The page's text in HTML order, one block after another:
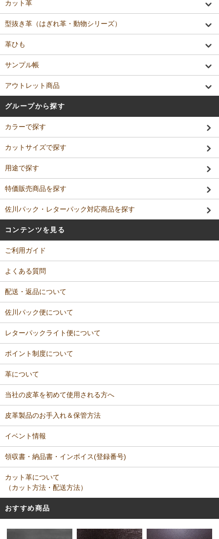
カット革
型抜き革（はぎれ革・動物シリーズ）
革ひも
サンプル帳
アウトレット商品
グループから探す
カラーで探す
カットサイズで探す
用途で探す
特価販売商品を探す
佐川パック・レターパック対応商品を探す
コンテンツを見る
ご利用ガイド
よくある質問
配送・返品について
佐川パック便について
レターパックライト便について
ポイント制度について
革について
当社の皮革を初めて使用される方へ
皮革製品のお手入れ＆保管方法
イベント情報
領収書・納品書・インボイス(登録番号)
カット革について
（カット方法・配送方法）
おすすめ商品